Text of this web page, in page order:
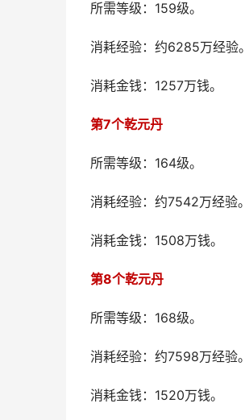
所需等级：159级。
消耗经验：约6285万经验。
消耗金钱：1257万钱。
第7个乾元丹
所需等级：164级。
消耗经验：约7542万经验。
消耗金钱：1508万钱。
第8个乾元丹
所需等级：168级。
消耗经验：约7598万经验。
消耗金钱：1520万钱。